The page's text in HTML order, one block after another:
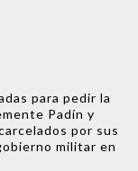
para pedir la
Padín y
por sus
militar en